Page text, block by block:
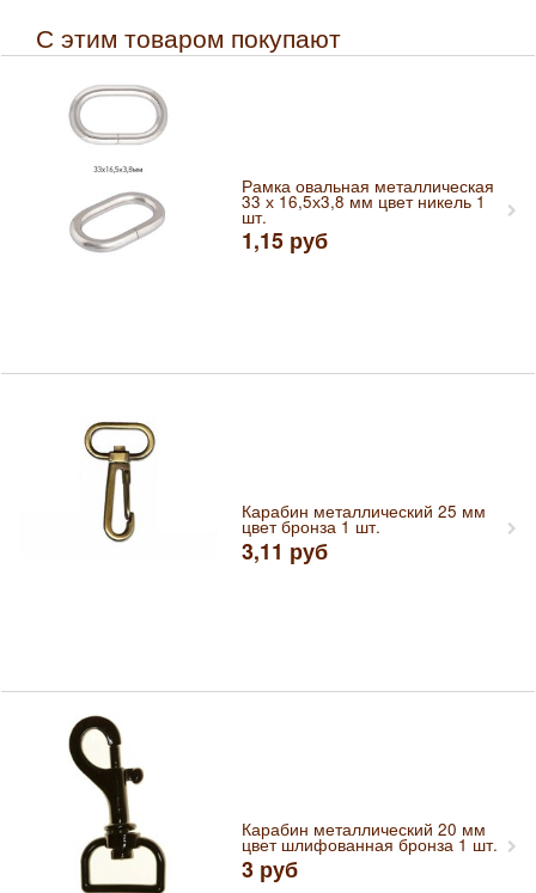
С этим товаром покупают
Рамка овальная металлическая
33 х 16,5х3,8 мм цвет никель 1
шт.
1,15 руб
Карабин металлический 25 мм
цвет бронза 1 шт.
3,11 руб
Карабин металлический 20 мм
цвет шлифованная бронза 1 шт.
3 руб